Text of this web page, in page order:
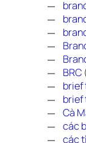
BRC
brief
brief
Cà
các
các